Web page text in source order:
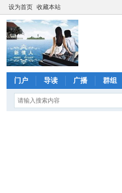
设为首页 收藏本站
门户 导读 广播 群组